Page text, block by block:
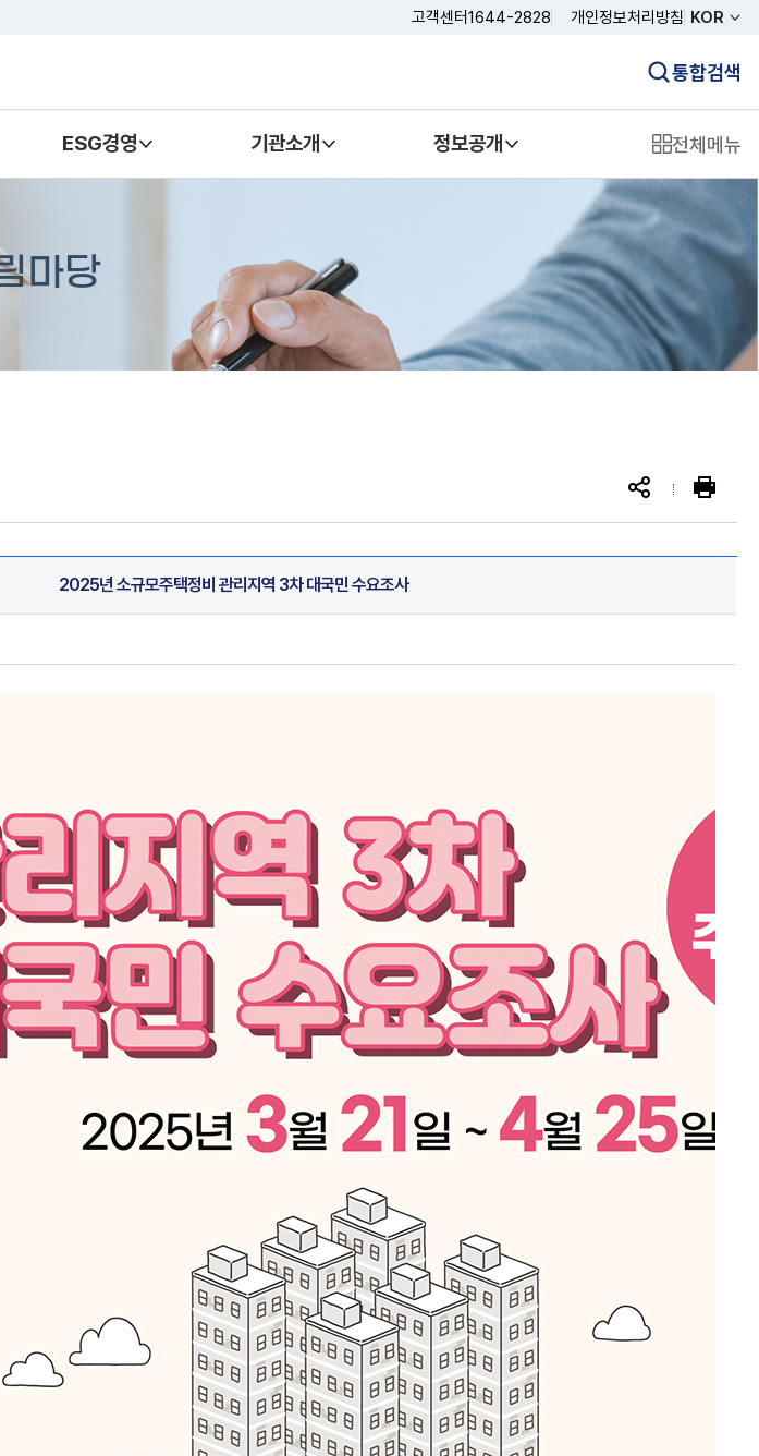
고객센터1644-2828 개인정보처리방침 KOR
통합검색
ESG경영 기관소개 정보공개 전체메뉴
마당
공유 열기
인쇄
2025년 소규모주택정비 관리지역 3차 대국민 수요조사